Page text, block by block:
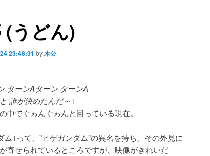
(うどん)
23:48:31 by木公
ターンAターン ターンA
誰が決めたんだ～ ｣
中でぐゎんぐゎんと回っている現在。
ム｣って、”ヒゲガンダム”の異名を持ち、その外見に
寄せられているところですが、映像がきれいだ